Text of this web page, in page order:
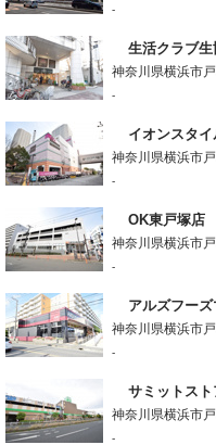
-
生活クラブ
神奈川県横浜市
-
イオンスタ
神奈川県横浜市
-
OK東戸塚店
神奈川県横浜市
-
アルズフー
神奈川県横浜市
-
サミットス
神奈川県横浜市
-